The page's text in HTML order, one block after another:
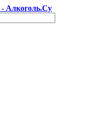
Алкоголь.Су